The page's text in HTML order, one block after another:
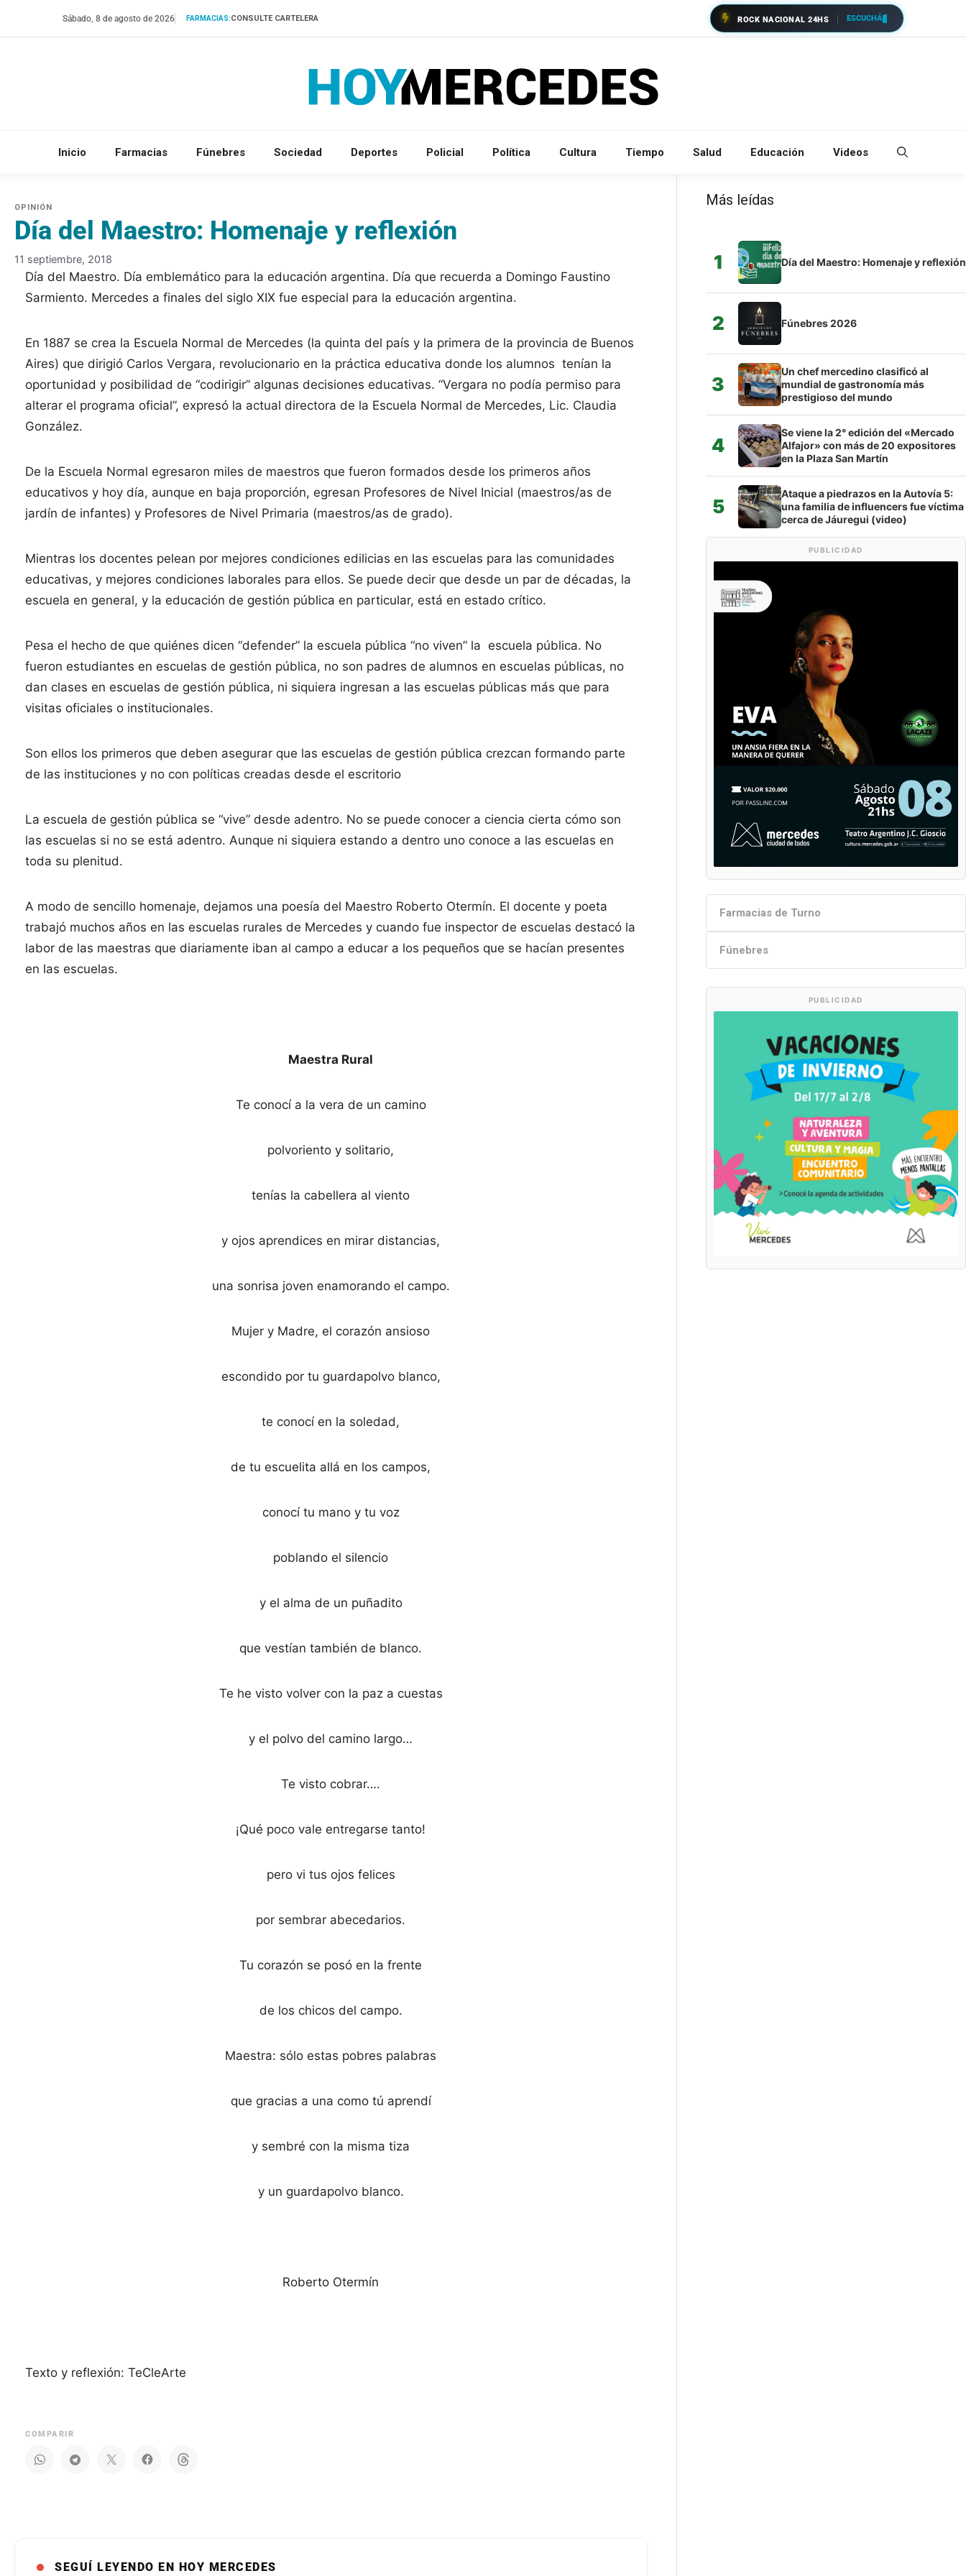
Sábado, 8 de agosto de 2026 FARMACIAS:CONSULTE CARTELERA ROCK NACIONAL 24HS ESCUCHÁ
Inicio Farmacias Fúnebres Sociedad Deportes Policial Política Cultura Tiempo Salud Educación Videos
Día del Maestro: Homenaje y reflexión
11 septiembre, 2018
Día del Maestro. Día emblemático para la educación argentina. Día que recuerda a Domingo Faustino
Sarmiento. Mercedes a finales del siglo XIX fue especial para la educación argentina.
En 1887 se crea la Escuela Normal de Mercedes (la quinta del país y la primera de la provincia de Buenos
Aires) que dirigió Carlos Vergara, revolucionario en la práctica educativa donde los alumnos tenían la
oportunidad y posibilidad de “codirigir” algunas decisiones educativas. “Vergara no podía permiso para
alterar el programa oficial”, expresó la actual directora de la Escuela Normal de Mercedes, Lic. Claudia
González.
De la Escuela Normal egresaron miles de maestros que fueron formados desde los primeros años
educativos y hoy día, aunque en baja proporción, egresan Profesores de Nivel Inicial (maestros/as de
jardín de infantes) y Profesores de Nivel Primaria (maestros/as de grado).
Mientras los docentes pelean por mejores condiciones edilicias en las escuelas para las comunidades
educativas, y mejores condiciones laborales para ellos. Se puede decir que desde un par de décadas, la
escuela en general, y la educación de gestión pública en particular, está en estado crítico.
Pesa el hecho de que quiénes dicen “defender” la escuela pública “no viven” la escuela pública. No
fueron estudiantes en escuelas de gestión pública, no son padres de alumnos en escuelas públicas, no
dan clases en escuelas de gestión pública, ni siquiera ingresan a las escuelas públicas más que para
visitas oficiales o institucionales.
Son ellos los primeros que deben asegurar que las escuelas de gestión pública crezcan formando parte
de las instituciones y no con políticas creadas desde el escritorio
La escuela de gestión pública se “vive” desde adentro. No se puede conocer a ciencia cierta cómo son
las escuelas si no se está adentro. Aunque ni siquiera estando a dentro uno conoce a las escuelas en
toda su plenitud.
A modo de sencillo homenaje, dejamos una poesía del Maestro Roberto Otermín. El docente y poeta
trabajó muchos años en las escuelas rurales de Mercedes y cuando fue inspector de escuelas destacó la
labor de las maestras que diariamente iban al campo a educar a los pequeños que se hacían presentes
en las escuelas.
Maestra Rural
Te conocí a la vera de un camino
polvoriento y solitario,
tenías la cabellera al viento
y ojos aprendices en mirar distancias,
una sonrisa joven enamorando el campo.
Mujer y Madre, el corazón ansioso
escondido por tu guardapolvo blanco,
te conocí en la soledad,
de tu escuelita allá en los campos,
conocí tu mano y tu voz
poblando el silencio
y el alma de un puñadito
que vestían también de blanco.
Te he visto volver con la paz a cuestas
y el polvo del camino largo…
Te visto cobrar….
¡Qué poco vale entregarse tanto!
pero vi tus ojos felices
por sembrar abecedarios.
Tu corazón se posó en la frente
de los chicos del campo.
Maestra: sólo estas pobres palabras
que gracias a una como tú aprendí
y sembré con la misma tiza
y un guardapolvo blanco.
Roberto Otermín
Texto y reflexión: TeCleArte
COMPARIR
SEGUÍ LEYENDO EN HOY MERCEDES
Más leídas
1 Día del Maestro: Homenaje y reflexión
2 Fúnebres 2026
3
Un chef mercedino clasificó al
mundial de gastronomía más
prestigioso del mundo
4
Se viene la 2° edición del «Mercado
Alfajor» con más de 20 expositores
en la Plaza San Martín
5
Ataque a piedrazos en la Autovía 5:
una familia de influencers fue víctima
cerca de Jáuregui (video)
PUBLICIDAD
Farmacias de Turno
Fúnebres
PUBLICIDAD